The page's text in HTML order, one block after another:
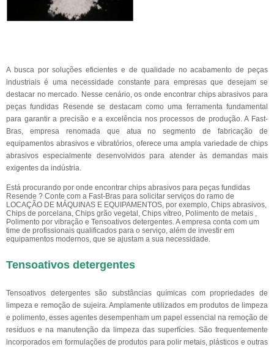
A busca por soluções eficientes e de qualidade no acabamento de peças
industriais é uma necessidade constante para empresas que desejam se
destacar no mercado. Nesse cenário, os onde encontrar chips abrasivos para
peças fundidas Resende se destacam como uma ferramenta fundamental
para garantir a precisão e a excelência nos processos de produção. A Fast-
Bras, empresa renomada que atua no segmento de fabricação de
equipamentos abrasivos e vibratórios, oferece uma ampla variedade de chips
abrasivos especialmente desenvolvidos para atender às demandas mais
exigentes da indústria.
Está procurando por onde encontrar chips abrasivos para peças fundidas
Resende ? Conte com a Fast-Bras para solicitar serviços do ramo de
LOCAÇÃO DE MÁQUINAS E EQUIPAMENTOS, por exemplo, Chips abrasivos,
Chips de porcelana, Chips grão vegetal, Chips vítreo, Polimento de metais ,
Polimento por vibração e Tensoativos detergentes. A empresa conta com um
time de profissionais qualificados para o serviço, além de investir em
equipamentos modernos, que se ajustam a sua necessidade.
Tensoativos detergentes
Tensoativos detergentes são substâncias químicas com propriedades de
limpeza e remoção de sujeira. Amplamente utilizados em produtos de limpeza
e polimento, esses agentes desempenham um papel essencial na remoção de
resíduos e na manutenção da limpeza das superfícies. São frequentemente
incorporados em formulações de produtos para polir metais, plásticos e outras